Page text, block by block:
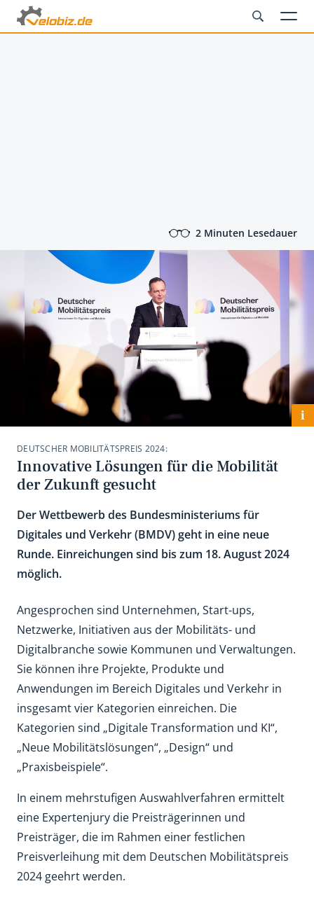
2 Minuten Lesedauer
i
DEUTSCHER MOBILITÄTSPREIS 2024:
Innovative Lösungen für die Mobilität
der Zukunft gesucht
Der Wettbewerb des Bundesministeriums für
Digitales und Verkehr (BMDV) geht in eine neue
Runde. Einreichungen sind bis zum 18. August 2024
möglich.
Angesprochen sind Unternehmen, Start-ups,
Netzwerke, Initiativen aus der Mobilitäts- und
Digitalbranche sowie Kommunen und Verwaltungen.
Sie können ihre Projekte, Produkte und
Anwendungen im Bereich Digitales und Verkehr in
insgesamt vier Kategorien einreichen. Die
Kategorien sind „Digitale Transformation und KI“,
„Neue Mobilitätslösungen“, „Design“ und
„Praxisbeispiele“.
In einem mehrstufigen Auswahlverfahren ermittelt
eine Expertenjury die Preisträgerinnen und
Preisträger, die im Rahmen einer festlichen
Preisverleihung mit dem Deutschen Mobilitätspreis
2024 geehrt werden.